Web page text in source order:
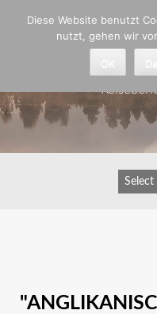
Diese Website benutzt
nutzt, gehen wir